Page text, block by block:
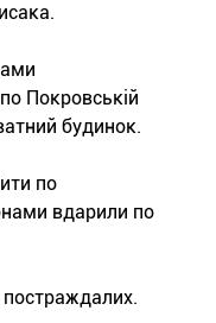
Покровській
будинок.
по
вдарили по